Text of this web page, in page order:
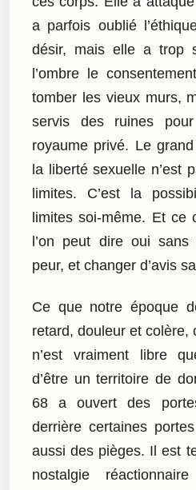
a parfois oublié
désir, mais elle a trop
l’ombre le
tomber les vieux murs,
servis des ruines
royaume privé. Le
la liberté sexuelle n’est
limites. C’est la
limites soi-même. Et ce
l’on peut dire oui
peur, et changer d’avis
Ce que notre époque
retard, douleur et colère,
n’est vraiment libre
d’être un territoire de
68 a ouvert des
derrière certaines
aussi des pièges. Il est
nostalgie